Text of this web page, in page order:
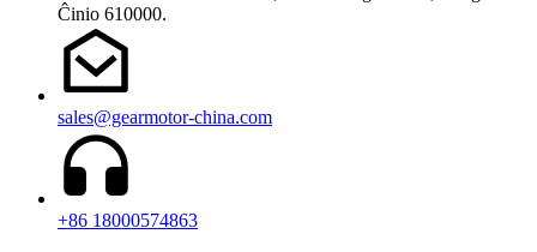
Ĉinio 610000.
sales@gearmotor-china.com
+86 18000574863